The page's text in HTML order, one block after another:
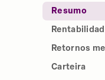
Resumo
Retornos
Carteira